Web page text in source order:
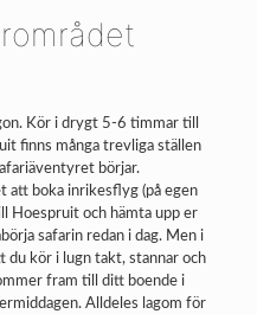
Kör i drygt 5-6 timmar till
finns många trevliga ställen
börjar.
att boka inrikesflyg (på egen
Hoespruit och hämta upp er
safarin redan i dag. Men i
du kör i lugn takt, stannar och
fram till ditt boende i
Alldeles lagom för